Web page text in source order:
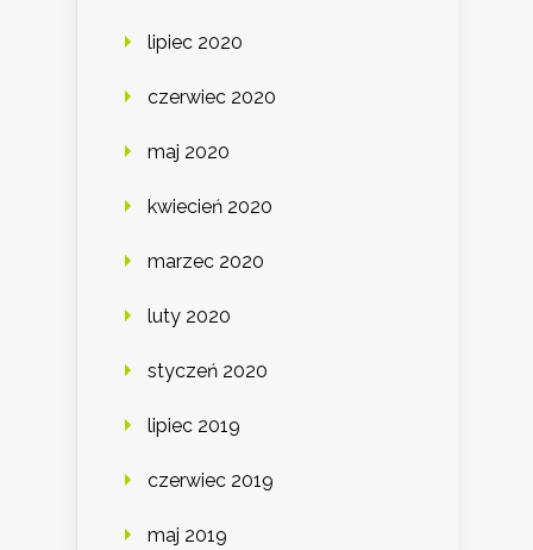
lipiec 2020
czerwiec 2020
maj 2020
kwiecień 2020
marzec 2020
luty 2020
styczeń 2020
lipiec 2019
czerwiec 2019
maj 2019